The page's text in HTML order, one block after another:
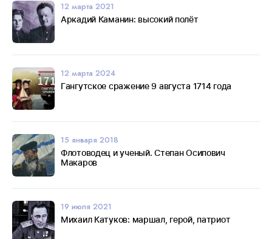
12 марта 2021
Аркадий Каманин: высокий полёт
12 марта 2024
Гангутское сражение 9 августа 1714 года
15 января 2018
Флотоводец и ученый. Степан Осипович
Макаров
19 июля 2021
Михаил Катуков: маршал, герой, патриот